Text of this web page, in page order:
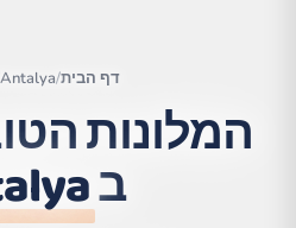
Leaflet
|©
| ©
דף הבית/
Antalya
המלונות
ב